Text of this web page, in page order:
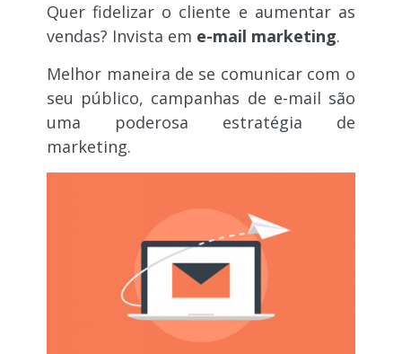
Quer fidelizar o cliente e aumentar as
vendas? Invista em e-mail marketing.
Melhor maneira de se comunicar com o
seu público, campanhas de e-mail são
uma poderosa estratégia de
marketing.